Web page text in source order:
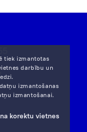
tiek izmantotas
darbību un
izmantošanas
izmantošanai.
korektu vietnes